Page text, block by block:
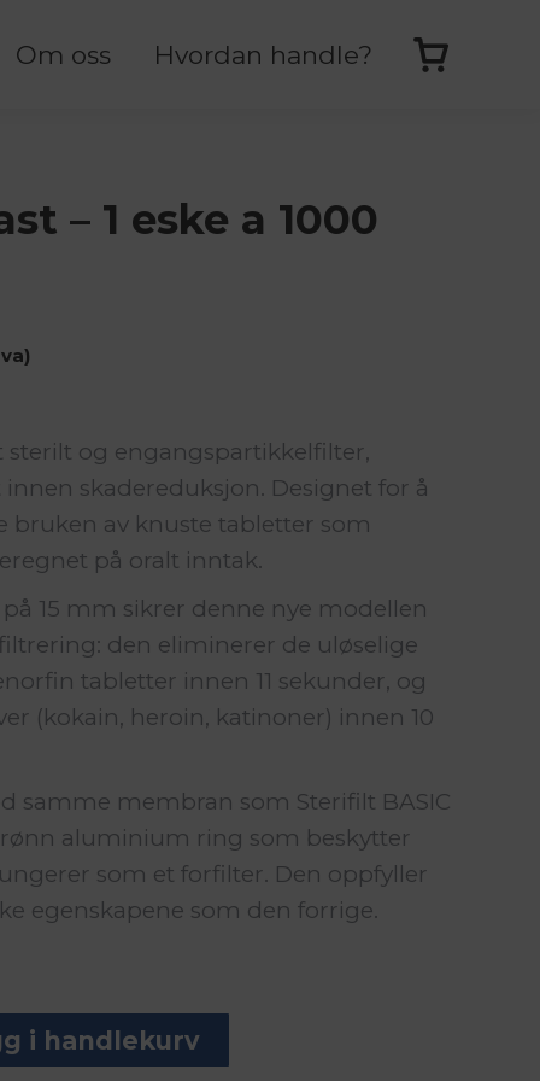
Om oss Hvordan handle?
– 1 eske a 1000
sterilt og engangspartikkelfilter,
skadereduksjon. Designet for å
bruken av knuste tabletter som
på oralt inntak.
15 mm sikrer denne nye modellen
den eliminerer de uløselige
tabletter innen 11 sekunder, og
(kokain, heroin, katinoner) innen 10
samme membran som Sterifilt BASIC
aluminium ring som beskytter
som et forfilter. Den oppfyller
egenskapene som den forrige.
i handlekurv